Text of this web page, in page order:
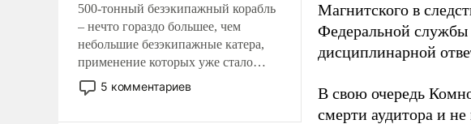
500-тонный безэкипажный корабль
– нечто гораздо большее, чем
небольшие безэкипажные катера,
применение которых уже стало
обыденностью. Задача по созданию
такого корабля очень сложна и
5 комментариев
Магнитского в
Федеральной службы
дисциплинарной
В свою очередь
смерти аудитора и